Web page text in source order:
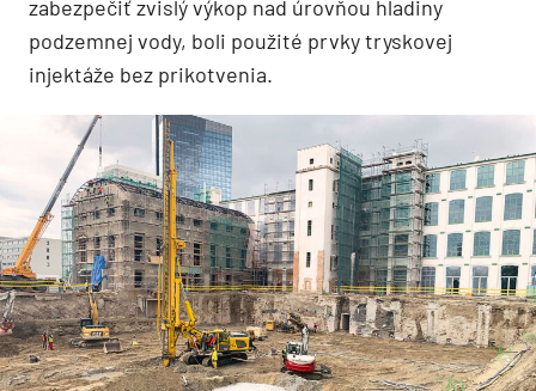
zabezpečiť zvislý výkop nad úrovňou hladiny
podzemnej vody, boli použité prvky tryskovej
injektáže bez prikotvenia.